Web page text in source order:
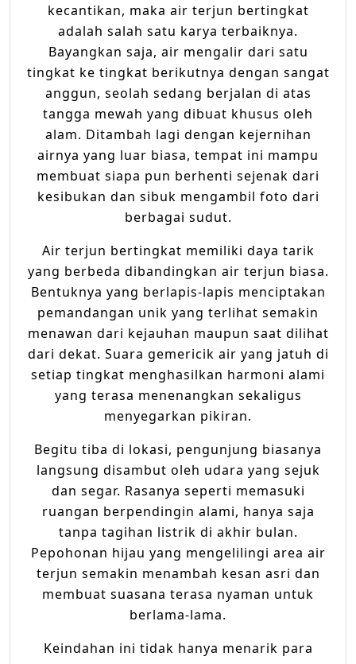
kecantikan, maka air terjun bertingkat
adalah salah satu karya terbaiknya.
Bayangkan saja, air mengalir dari satu
tingkat ke tingkat berikutnya dengan sangat
anggun, seolah sedang berjalan di atas
tangga mewah yang dibuat khusus oleh
alam. Ditambah lagi dengan kejernihan
airnya yang luar biasa, tempat ini mampu
membuat siapa pun berhenti sejenak dari
kesibukan dan sibuk mengambil foto dari
berbagai sudut.
Air terjun bertingkat memiliki daya tarik
yang berbeda dibandingkan air terjun biasa.
Bentuknya yang berlapis-lapis menciptakan
pemandangan unik yang terlihat semakin
menawan dari kejauhan maupun saat dilihat
dari dekat. Suara gemericik air yang jatuh di
setiap tingkat menghasilkan harmoni alami
yang terasa menenangkan sekaligus
menyegarkan pikiran.
Begitu tiba di lokasi, pengunjung biasanya
langsung disambut oleh udara yang sejuk
dan segar. Rasanya seperti memasuki
ruangan berpendingin alami, hanya saja
tanpa tagihan listrik di akhir bulan.
Pepohonan hijau yang mengelilingi area air
terjun semakin menambah kesan asri dan
membuat suasana terasa nyaman untuk
berlama-lama.
Keindahan ini tidak hanya menarik para